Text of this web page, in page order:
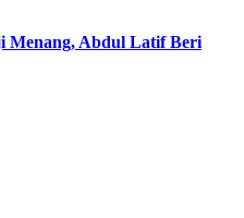
Menang, Abdul Latif Beri